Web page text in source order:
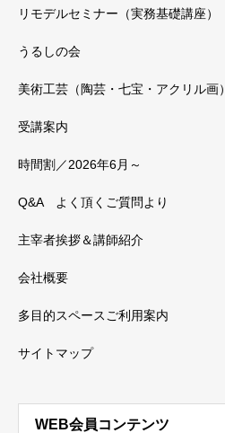
リモデルセミナー（実務基礎講座）
うるしの会
美術工芸（陶芸・七宝・アクリル画）
受講案内
時間割／2026年6月～
Q&A よく頂くご質問より
主宰者挨拶＆講師紹介
会社概要
多目的スペースご利用案内
サイトマップ
WEB会員コンテンツ